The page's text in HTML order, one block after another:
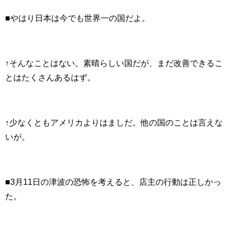
■やはり日本は今でも世界一の国だよ。
↑そんなことはない。素晴らしい国だが、まだ改善できるこ
とはたくさんあるはず。
↑少なくともアメリカよりはましだ。他の国のことは言えな
いが。
■3月11日の津波の恐怖を考えると、店主の行動は正しかっ
た。